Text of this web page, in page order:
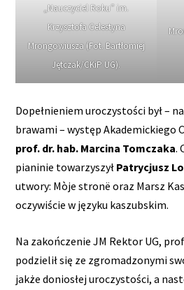
„Nauczyciel Roku” im.
Krzysztofa Celestyna
Mrongowiusza (Fot. Bartłomiej
Jętczak/CKiP UG).
Dopełnieniem uroczystości był –
brawami – występ Akademickiego
prof. dr. hab. Marcina Tomczaka.
pianinie towarzyszył Patrycjusz
utwory: Mòje stronë oraz Marsz
oczywiście w języku kaszubskim.
Na zakończenie JM Rektor UG,
podzielił się ze zgromadzonymi
jakże doniosłej uroczystości, a